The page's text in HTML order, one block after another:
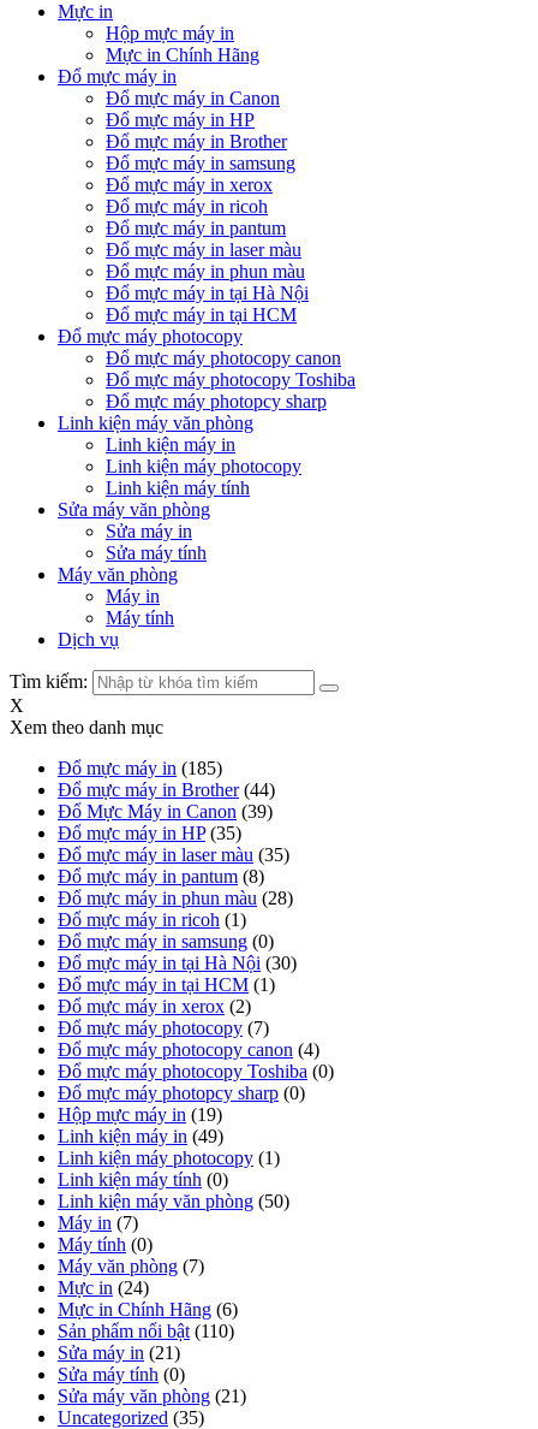
Mực in
Hộp mực máy in
Mực in Chính Hãng
Đổ mực máy in
Đổ mực máy in Canon
Đổ mực máy in HP
Đổ mực máy in Brother
Đổ mực máy in samsung
Đổ mực máy in xerox
Đổ mực máy in ricoh
Đổ mực máy in pantum
Đổ mực máy in laser màu
Đổ mực máy in phun màu
Đổ mực máy in tại Hà Nội
Đổ mực máy in tại HCM
Đổ mực máy photocopy
Đổ mực máy photocopy canon
Đổ mực máy photocopy Toshiba
Đổ mực máy photopcy sharp
Linh kiện máy văn phòng
Linh kiện máy in
Linh kiện máy photocopy
Linh kiện máy tính
Sửa máy văn phòng
Sửa máy in
Sửa máy tính
Máy văn phòng
Máy in
Máy tính
Dịch vụ
Tìm kiếm:
X
Xem theo danh mục
Đổ mực máy in (185)
Đổ mực máy in Brother (44)
Đổ Mực Máy in Canon (39)
Đổ mực máy in HP (35)
Đổ mực máy in laser màu (35)
Đổ mực máy in pantum (8)
Đổ mực máy in phun màu (28)
Đổ mực máy in ricoh (1)
Đổ mực máy in samsung (0)
Đổ mực máy in tại Hà Nội (30)
Đổ mực máy in tại HCM (1)
Đổ mực máy in xerox (2)
Đổ mực máy photocopy (7)
Đổ mực máy photocopy canon (4)
Đổ mực máy photocopy Toshiba (0)
Đổ mực máy photopcy sharp (0)
Hộp mực máy in (19)
Linh kiện máy in (49)
Linh kiện máy photocopy (1)
Linh kiện máy tính (0)
Linh kiện máy văn phòng (50)
Máy in (7)
Máy tính (0)
Máy văn phòng (7)
Mực in (24)
Mực in Chính Hãng (6)
Sản phẩm nổi bật (110)
Sửa máy in (21)
Sửa máy tính (0)
Sửa máy văn phòng (21)
Uncategorized (35)